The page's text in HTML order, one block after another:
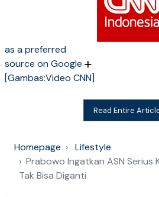
as a preferred
source on Google
[Gambas:Video CNN]
Read Entire
Homepage
Lifestyle
Prabowo Ingatkan ASN Serius
Tak Bisa Diganti